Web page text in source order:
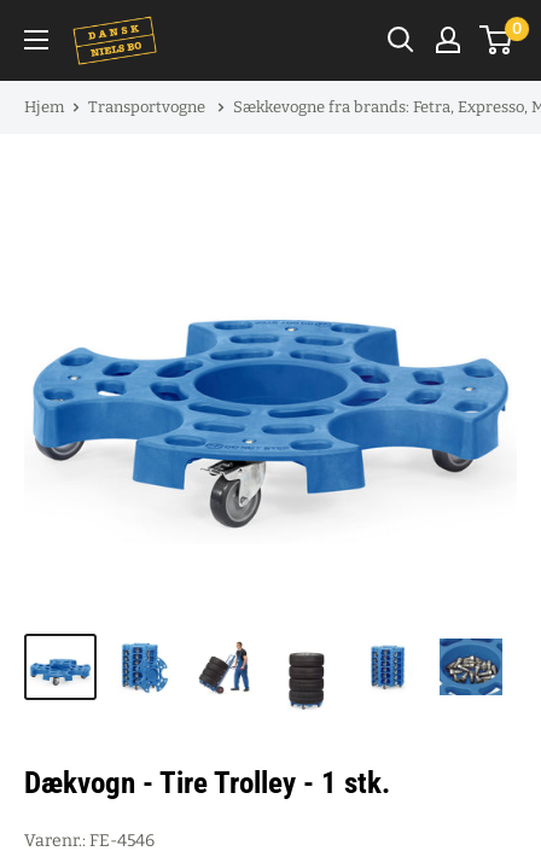
indhold
0
Hjem Transportvogne Sækkevogne fra brands: Fetra, Expresso,
Dækvogn - Tire Trolley - 1 stk.
Varenr.: FE-4546